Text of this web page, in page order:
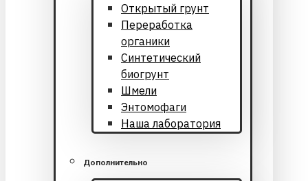
Открытый грунт
Переработка
органики
Синтетический
биогрунт
Шмели
Энтомофаги
Наша лаборатория
Дополнительно